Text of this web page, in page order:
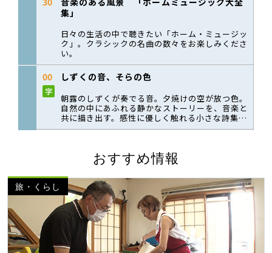
おすすめ情報
旅・くらし